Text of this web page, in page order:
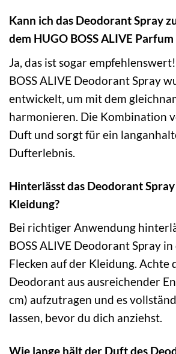
Kann ich das Deodorant Spray
dem HUGO BOSS ALIVE
Ja, das ist sogar
BOSS ALIVE Deodorant Spray
entwickelt, um mit dem
harmonieren. Die Kombination
Duft und sorgt für ein
Dufterlebnis.
Hinterlässt das Deodorant
Kleidung?
Bei richtiger Anwendung
BOSS ALIVE Deodorant Spray
Flecken auf der Kleidung. Achte
Deodorant aus ausreichender
cm) aufzutragen und es
lassen, bevor du dich anziehst.
Wie lange hält der Duft des